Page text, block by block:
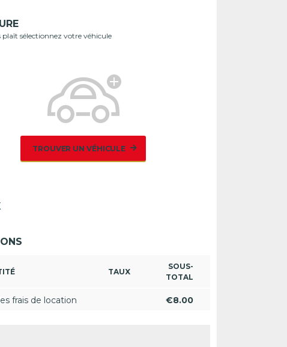
plaît sélectionnez votre véhicule
TROUVER UN VÉHICULE
TAUX
SOUS-
TOTAL
frais de location €8.00